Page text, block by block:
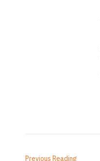
Previous Reading